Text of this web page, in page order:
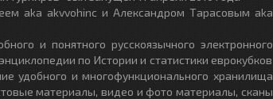
aka akvvohinc и Александром Тарасовым aka
и понятного русскоязычного электронного
по Истории и статистики еврокубков
удобного и многофункционального хранилища
материалы, видео и фото материалы, сканы